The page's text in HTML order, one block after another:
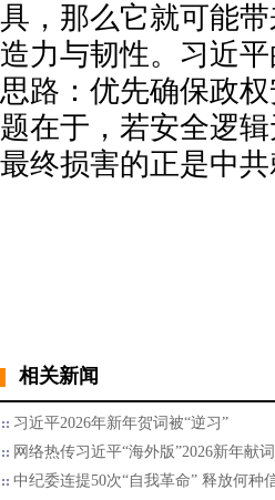
具，那么它就可能
造力与韧性。习近
思路：优先确保政
题在于，若安全逻
最终损害的正是中
相关新闻
习近平2026年新年贺词被“逆习”
网络热传习近平“海外版”2026新年献词
中纪委连提50次“自我革命” 释放何种